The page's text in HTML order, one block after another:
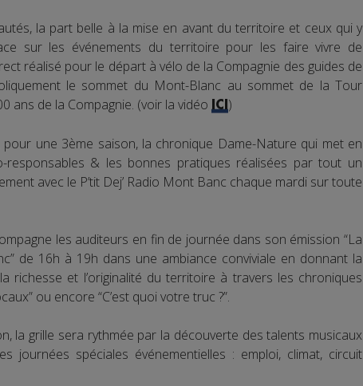
la part belle à la mise en avant du territoire et ceux qui y
sur les événements du territoire pour les faire vivre de
réalisé pour le départ à vélo de la Compagnie des guides de
le sommet du Mont-Blanc au sommet de la Tour
ans de la Compagnie. (voir la vidéo ICI)
pour une 3ème saison, la chronique Dame-Nature qui met en
responsables & les bonnes pratiques réalisées par tout un
avec le P’tit Dej’ Radio Mont Banc chaque mardi sur toute
les auditeurs en fin de journée dans son émission “La
de 16h à 19h dans une ambiance conviviale en donnant la
richesse et l’originalité du territoire à travers les chroniques
ou encore “C’est quoi votre truc ?”.
la grille sera rythmée par la découverte des talents musicaux
journées spéciales événementielles : emploi, climat, circuit